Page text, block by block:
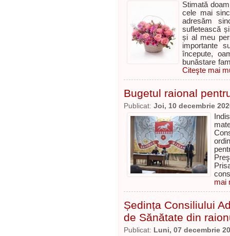
Stimată
cele mai
adresăm
sufletească
și al meu
importante
începute,
bunăstare
Citeşte mai
Bugetul raional
Publicat: Joi, 10 decembrie
mai
Ședința Consiliului
de Sănătate din
Publicat: Luni, 07 decembrie